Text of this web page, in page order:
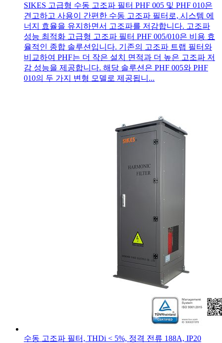
SIKES 고급형 수동 고조파 필터 PHF 005 및 PHF 010은
견고하고 사용이 간편한 수동 고조파 필터로, 시스템 에
너지 효율을 유지하면서 고조파를 저감합니다. 고조파
성능 최적화 고급형 고조파 필터 PHF 005/010은 비용 효
율적인 종합 솔루션입니다. 기존의 고조파 트랩 필터와
비교하여 PHF는 더 작은 설치 면적과 더 높은 고조파 저
감 성능을 제공합니다. 해당 솔루션은 PHF 005와 PHF
010의 두 가지 변형 모델로 제공됩니...
수동 고조파 필터, THDi < 5%, 정격 전류 188A, IP20